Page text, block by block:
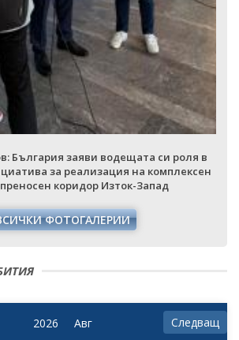
България заяви водещата си роля в
за реализация на комплексен
коридор Изток-Запад
ФОТОГАЛЕРИИ
Следващ